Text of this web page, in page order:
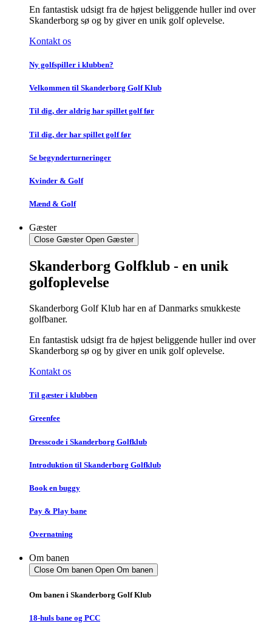
En fantastisk udsigt fra de højest beliggende huller ind over
Skanderborg sø og by giver en unik golf oplevelse.
Kontakt os
Ny golfspiller i klubben?
Velkommen til Skanderborg Golf Klub
Til dig, der aldrig har spillet golf før
Til dig, der har spillet golf før
Se begynderturneringer
Kvinder & Golf
Mænd & Golf
Gæster
Close Gæster Open Gæster
Skanderborg Golfklub - en unik
golfoplevelse
Skanderborg Golf Klub har en af Danmarks smukkeste
golfbaner.
En fantastisk udsigt fra de højest beliggende huller ind over
Skanderborg sø og by giver en unik golf oplevelse.
Kontakt os
Til gæster i klubben
Greenfee
Dresscode i Skanderborg Golfklub
Introduktion til Skanderborg Golfklub
Book en buggy
Pay & Play bane
Overnatning
Om banen
Close Om banen Open Om banen
Om banen i Skanderborg Golf Klub
18-huls bane og PCC